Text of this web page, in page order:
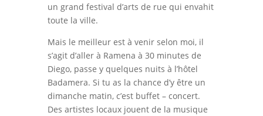
un grand festival d’arts de rue qui envahit
toute la ville.
Mais le meilleur est à venir selon moi, il
s’agit d’aller à Ramena à 30 minutes de
Diego, passe y quelques nuits à l’hôtel
Badamera. Si tu as la chance d’y être un
dimanche matin, c’est buffet – concert.
Des artistes locaux jouent de la musique